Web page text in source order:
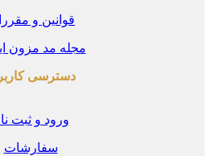
قوانین و مقررات
مجله مد مزون ایکس
دسترسی کاربری
ورود و ثبت نام
سفارشات